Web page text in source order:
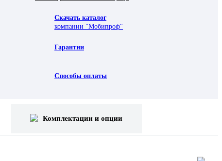
Скачать каталог
компании "Мобипроф"
Гарантии
Способы оплаты
Комплектации и опции